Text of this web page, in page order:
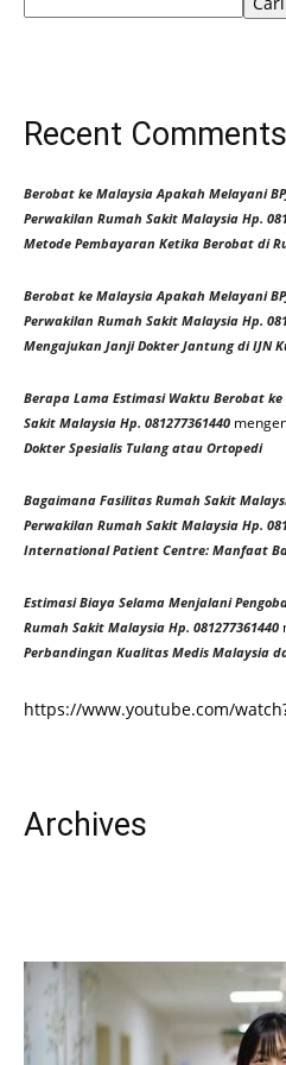
Recent Comments
Berobat ke Malaysia Apakah Melayani
Perwakilan Rumah Sakit Malaysia Hp.
Metode Pembayaran Ketika Berobat di
Berobat ke Malaysia Apakah Melayani
Perwakilan Rumah Sakit Malaysia Hp.
Mengajukan Janji Dokter Jantung di IJN
Berapa Lama Estimasi Waktu Berobat
Sakit Malaysia Hp. 081277361440
Dokter Spesialis Tulang atau Ortopedi
Bagaimana Fasilitas Rumah Sakit
Perwakilan Rumah Sakit Malaysia Hp.
International Patient Centre: Manfaat
Estimasi Biaya Selama Menjalani
Rumah Sakit Malaysia Hp. 081277361440
Perbandingan Kualitas Medis Malaysia
https://www.youtube.com/
Archives